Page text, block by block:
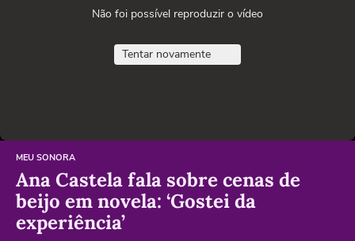
Não foi possível reproduzir o vídeo
Tentar novamente
MEU SONORA
Ana Castela fala sobre cenas de
beijo em novela: ‘Gostei da
experiência’